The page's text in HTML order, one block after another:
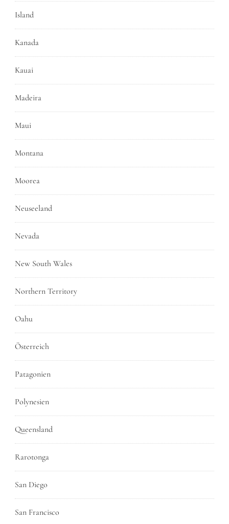
Island
Kanada
Kauai
Madeira
Maui
Montana
Moorea
Neuseeland
Nevada
New South Wales
Northern Territory
Oahu
Österreich
Patagonien
Polynesien
Queensland
Rarotonga
San Diego
San Francisco